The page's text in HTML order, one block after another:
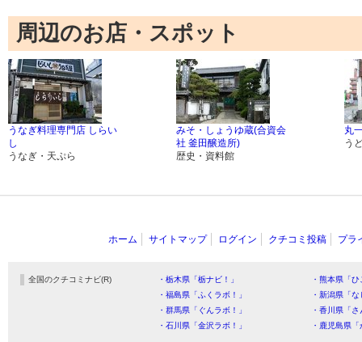
周辺のお店・スポット
うなぎ料理専門店 しらい
し
うなぎ・天ぷら
みそ・しょうゆ蔵(合資会
社 釜田醸造所)
歴史・資料館
丸
う
ホーム サイトマップ ログイン クチコミ投稿 プラ
全国のクチコミナビ(R) ・栃木県「栃ナビ！」
・熊本県「
・福島県「ふくラボ！」
・新潟県「
・群馬県「ぐんラボ！」
・香川県「
・石川県「金沢ラボ！」
・鹿児島県